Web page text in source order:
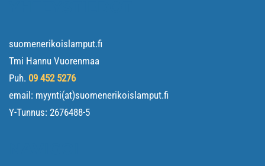
suomenerikoislamput.fi
Tmi Hannu Vuorenmaa
Puh. 09 452 5276
email: myynti(at)suomenerikoislamput.fi
Y-Tunnus: 2676488-5